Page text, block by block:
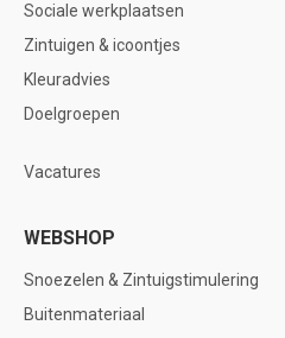
Sociale werkplaatsen
Zintuigen & icoontjes
Kleuradvies
Doelgroepen
Vacatures
WEBSHOP
Snoezelen & Zintuigstimulering
Buitenmateriaal